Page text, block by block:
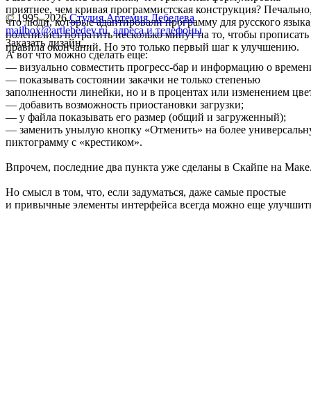
приятнее, чем кривая программистская конструкция?
что люди, которые адаптировали программу для русского
поленились потратить несколько минут на то, чтобы прописать
правила окончаний. Но это только первый шаг к улучшению.
А вот что можно сделать еще:
— визуально совместить прогресс-бар и информацию о
— показывать состоянии закачки не только степенью
заполненности линейки, но и в процентах или изменением
— добавить возможность приостановки загрузки;
— у файла показывать его размер (общий и загруженный);
— заменить унылую кнопку «Отменить» на более
пиктограмму с «крестиком».
Впрочем, последние два пункта уже сделаны в Скайпе на
Но смысл в том, что, если задуматься, даже самые простые
и привычные элементы интерфейса всегда можно еще
© 1995–2026 Студия Артемия Лебедева
mailbox@artlebedev.ru, адреса и телефоны
Заказать дизайн...